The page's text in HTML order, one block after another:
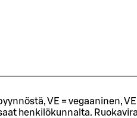
VE = vegaaninen,
henkilökunnalta.